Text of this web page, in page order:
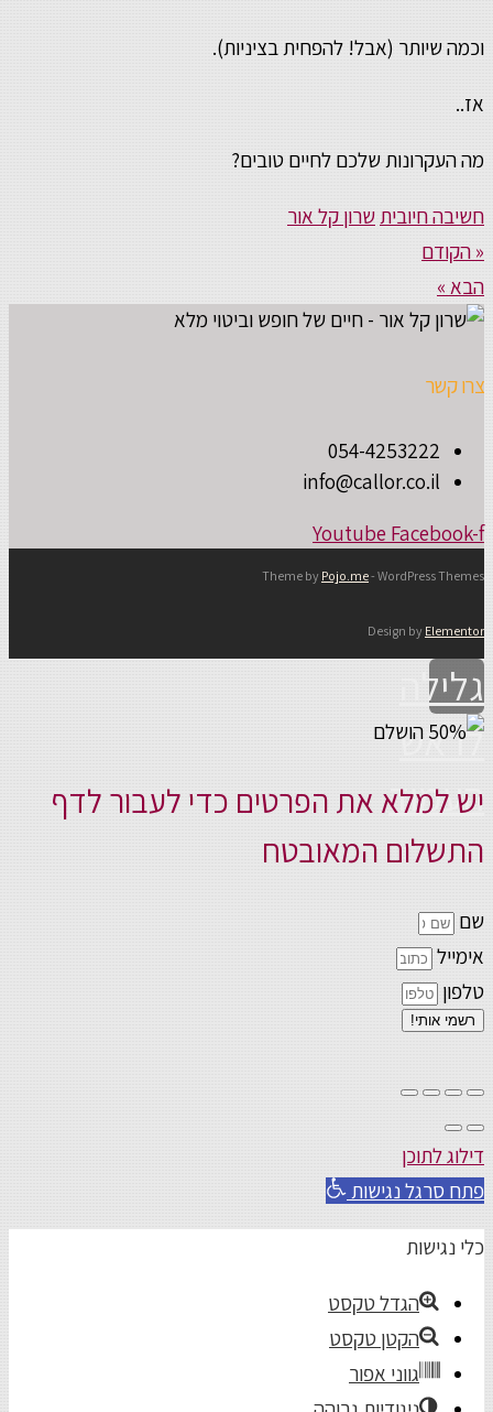
וכמה שיותר (אבל! להפחית בציניות).
אז..
מה העקרונות שלכם לחיים טובים?
חשיבה חיוביתשרון קל אור
« הקודם
הבא »
צרו קשר
054-4253222
info@callor.co.il
Youtube Facebook-f
Theme by Pojo.me- WordPress Themes
Design by Elementor
גלילה
לראש
העמוד
יש למלא את הפרטים כדי לעבור לדף
התשלום המאובטח
שם
אימייל
טלפון
רשמי אותי!
דילוג לתוכן
פתח סרגל נגישות
כלי נגישות
הגדל טקסט
הקטן טקסט
גווני אפור